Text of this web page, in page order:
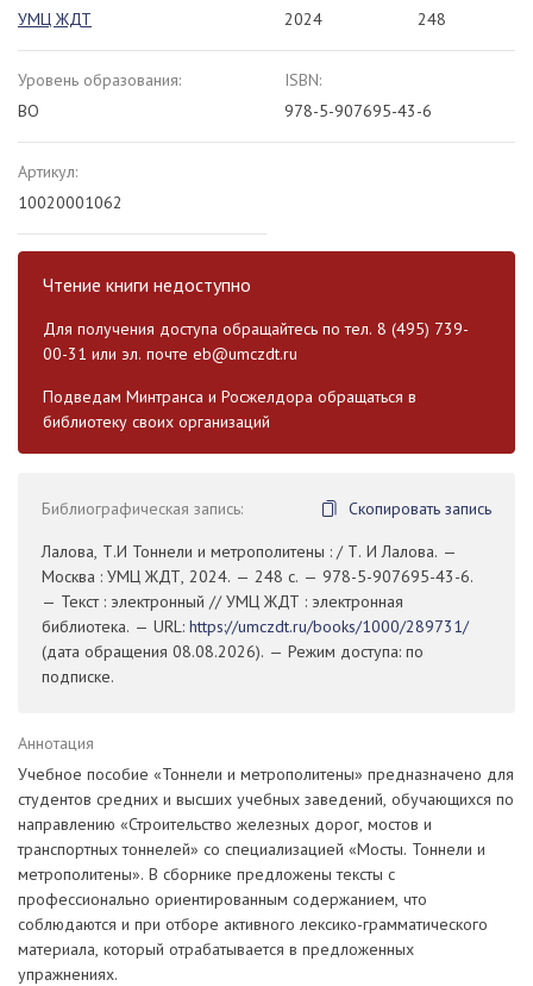
УМЦ ЖДТ
2024
248
Уровень образования:
ВО
ISBN:
978-5-907695-43-6
Артикул:
10020001062
Чтение книги недоступно
Для получения доступа обращайтесь по тел. 8 (495) 739-
00-31 или эл. почте eb@umczdt.ru
Подведам Минтранса и Росжелдора обращаться в
библиотеку своих организаций
Библиографическая запись:
Скопировать запись
Лалова, Т.И Тоннели и метрополитены : / Т. И Лалова. —
Москва : УМЦ ЖДТ, 2024. — 248 с. — 978-5-907695-43-6.
— Текст : электронный // УМЦ ЖДТ : электронная
библиотека. — URL: https://umczdt.ru/books/1000/289731/
(дата обращения 08.08.2026). — Режим доступа: по
подписке.
Аннотация
Учебное пособие «Тоннели и метрополитены» предназначено для
студентов средних и высших учебных заведений, обучающихся по
направлению «Строительство железных дорог, мостов и
транспортных тоннелей» со специализацией «Мосты. Тоннели и
метрополитены». В сборнике предложены тексты с
профессионально ориентированным содержанием, что
соблюдаются и при отборе активного лексико-грамматического
материала, который отрабатывается в предложенных
упражнениях.